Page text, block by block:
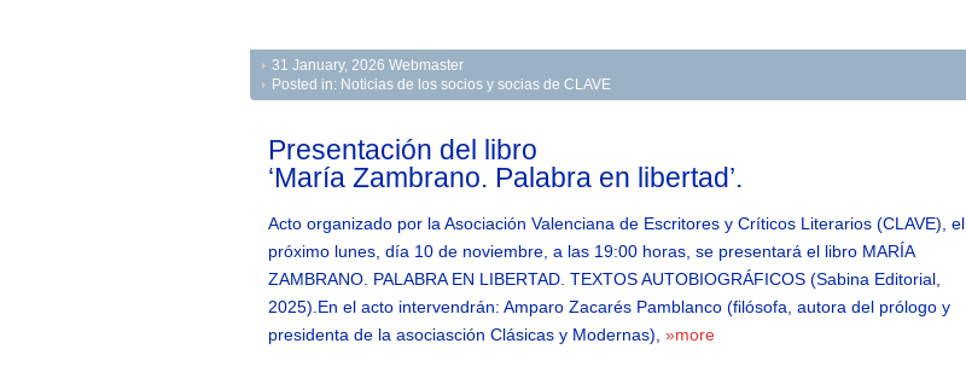
31 January, 2026 Webmaster
Posted in: Noticias de los socios y socias de CLAVE
Presentación del libro
‘María Zambrano. Palabra en libertad’.
Acto organizado por la Asociación Valenciana de Escritores y Críticos Literarios (CLAVE), el
próximo lunes, día 10 de noviembre, a las 19:00 horas, se presentará el libro MARÍA
ZAMBRANO. PALABRA EN LIBERTAD. TEXTOS AUTOBIOGRÁFICOS (Sabina Editorial,
2025).En el acto intervendrán: Amparo Zacarés Pamblanco (filósofa, autora del prólogo y
presidenta de la asociasción Clásicas y Modernas), »more